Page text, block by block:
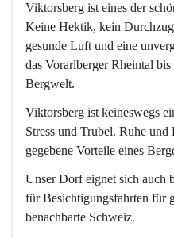
Viktorsberg ist eines der
Keine Hektik, kein
gesunde Luft und eine
das Vorarlberger Rheintal
Bergwelt.
Viktorsberg ist keineswegs
Stress und Trubel. Ruhe und
gegebene Vorteile eines
Unser Dorf eignet sich auch
für Besichtigungsfahrten für
benachbarte Schweiz.